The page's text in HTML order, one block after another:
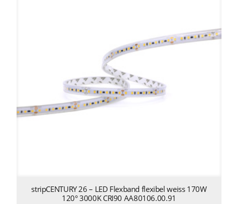
stripCENTURY 26 – LED Flexband flexibel weiss 170W
120° 3000K CRI90 AA80106.00.91